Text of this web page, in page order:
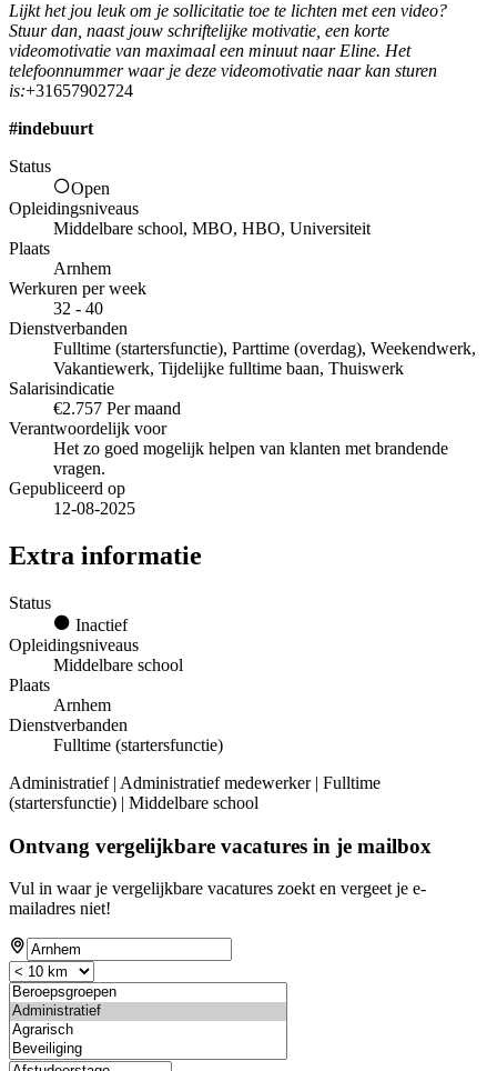
Lijkt het jou leuk om je sollicitatie toe te lichten met een video?
Stuur dan, naast jouw schriftelijke motivatie, een korte
videomotivatie van maximaal een minuut naar Eline. Het
telefoonnummer waar je deze videomotivatie naar kan sturen
is:+31657902724
#indebuurt
Status
Open
Opleidingsniveaus
Middelbare school, MBO, HBO, Universiteit
Plaats
Arnhem
Werkuren per week
32 - 40
Dienstverbanden
Fulltime (startersfunctie), Parttime (overdag), Weekendwerk,
Vakantiewerk, Tijdelijke fulltime baan, Thuiswerk
Salarisindicatie
€2.757 Per maand
Verantwoordelijk voor
Het zo goed mogelijk helpen van klanten met brandende
vragen.
Gepubliceerd op
12-08-2025
Extra informatie
Status
Inactief
Opleidingsniveaus
Middelbare school
Plaats
Arnhem
Dienstverbanden
Fulltime (startersfunctie)
Administratief | Administratief medewerker | Fulltime
(startersfunctie) | Middelbare school
Ontvang vergelijkbare vacatures in je mailbox
Vul in waar je vergelijkbare vacatures zoekt en vergeet je e-
mailadres niet!